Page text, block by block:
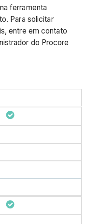
ferramenta
Para solicitar
entre em contato
do Procore